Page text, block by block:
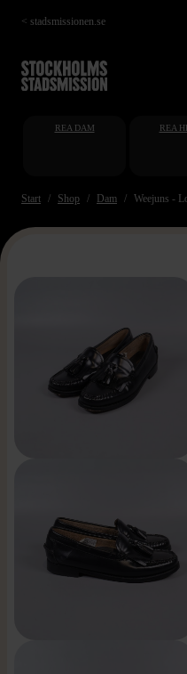
Hoppa
till
< stadsmissionen.se
REA DAM REA
Start Shop Dam Weejuns -